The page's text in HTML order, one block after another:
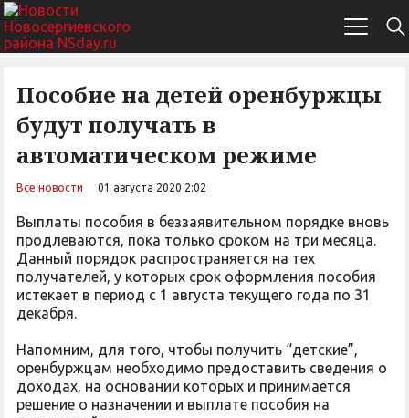
Пособие на детей оренбуржцы
будут получать в
автоматическом режиме
Все новости 01 августа 2020 2:02
Выплаты пособия в беззаявительном порядке вновь
продлеваются, пока только сроком на три месяца.
Данный порядок распространяется на тех
получателей, у которых срок оформления пособия
истекает в период с 1 августа текущего года по 31
декабря.
Напомним, для того, чтобы получить “детские”,
оренбуржцам необходимо предоставить сведения о
доходах, на основании которых и принимается
решение о назначении и выплате пособия на